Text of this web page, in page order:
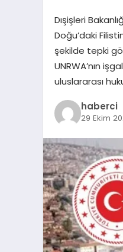
Dışişleri
Doğu’daki
şekilde tepki
UNRWA’nın
uluslararası
haberci
29 Ekim